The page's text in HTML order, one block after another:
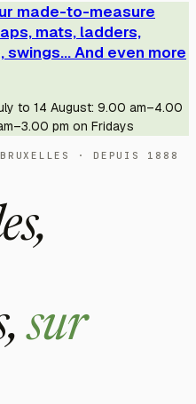
made-to-measure
mats, ladders,
And even more
to 14 August: 9.00 am–4.00
pm on Fridays
· DEPUIS 1888
sur